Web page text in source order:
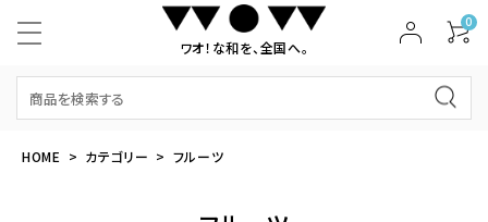
ワオ！な和を、全国へ。
0
HOME カテゴリー フルーツ